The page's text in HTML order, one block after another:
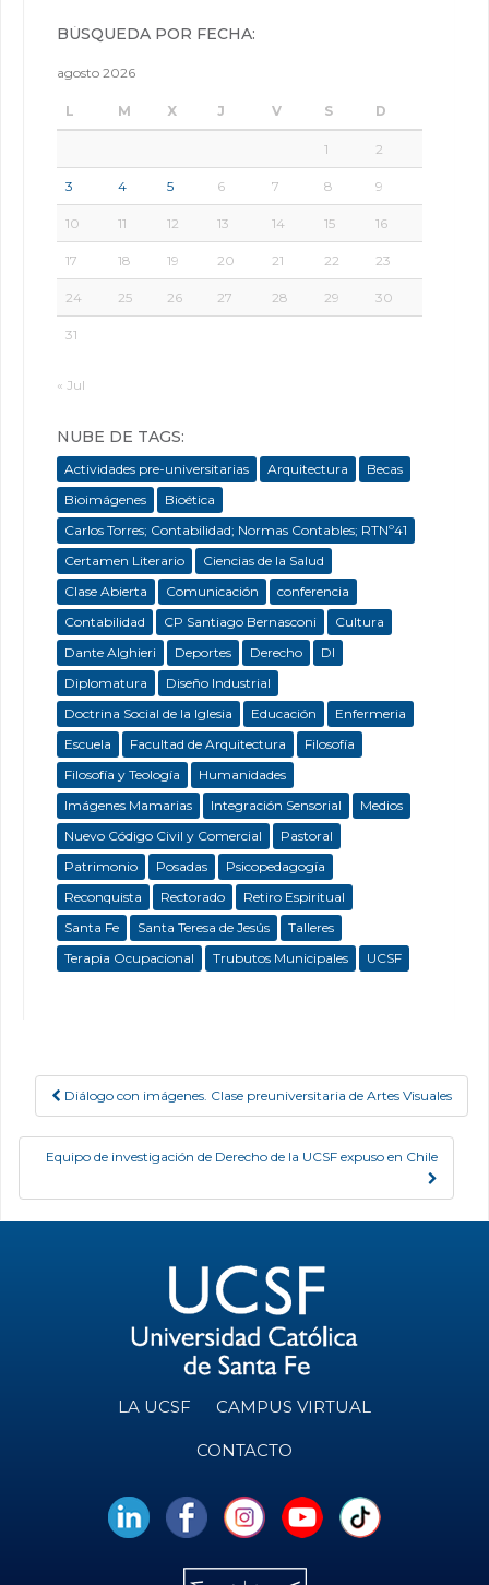
BÚSQUEDA POR FECHA:
agosto 2026
L M X J V S D
1 2
3 4 5 6 7 8 9
10 11 12 13 14 15 16
17 18 19 20 21 22 23
24 25 26 27 28 29 30
31
« Jul
NUBE DE TAGS:
Actividades pre-universitarias Arquitectura
Becas
Bioimágenes
Bioética
Carlos Torres; Contabilidad; Normas Contables; RTNº41
Certamen Literario
Ciencias de la Salud
Clase Abierta
Comunicación
conferencia
Contabilidad
CP Santiago Bernasconi
Cultura
Dante Alghieri
Deportes Derecho
DI
Diplomatura
Diseño Industrial
Doctrina Social de la Iglesia
Educación
Enfermeria
Escuela
Facultad de Arquitectura
Filosofía
Filosofía y Teología
Humanidades
Imágenes Mamarias
Integración Sensorial
Medios
Nuevo Código Civil y Comercial
Pastoral
Patrimonio
Posadas
Psicopedagogía
Reconquista
Rectorado
Retiro Espiritual
Santa Fe
Santa Teresa de Jesús
Talleres
Terapia Ocupacional
Trubutos Municipales UCSF
Post navigation
Diálogo con imágenes. Clase preuniversitaria de Artes Visuales
Equipo de investigación de Derecho de la UCSF expuso en Chile
LA UCSF CAMPUS VIRTUAL
CONTACTO